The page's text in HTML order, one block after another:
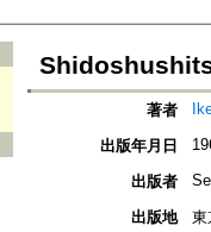
著者
出版年月日
出版者
出版地
東